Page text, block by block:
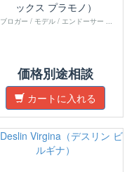
ックス プラモノ）
ブロガー / モデル / エンドーサー ...
価格別途相談
カートに入れる